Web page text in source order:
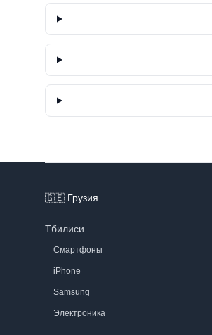
🇬🇪 Грузия
Тбилиси
Смартфоны
iPhone
Samsung
Электроника